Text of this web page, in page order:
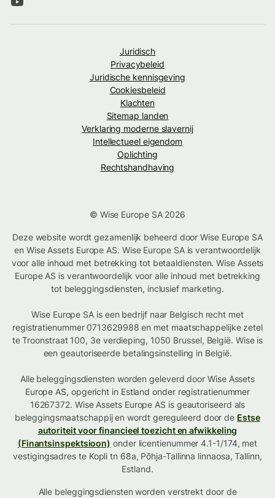
Juridisch
Privacybeleid
Juridische kennisgeving
Cookiesbeleid
Klachten
Sitemap landen
Verklaring moderne slavernij
Intellectueel eigendom
Oplichting
Rechtshandhaving
© Wise Europe SA 2026
Deze website wordt gezamenlijk beheerd door Wise Europe SA
en Wise Assets Europe AS. Wise Europe SA is verantwoordelijk
voor alle inhoud met betrekking tot betaaldiensten. Wise Assets
Europe AS is verantwoordelijk voor alle inhoud met betrekking
tot beleggingsdiensten, inclusief marketing.
Wise Europe SA is een bedrijf naar Belgisch recht met
registratienummer 0713629988 en met maatschappelijke zetel
te Troonstraat 100, 3e verdieping, 1050 Brussel, België. Wise is
een geautoriseerde betalingsinstelling in België.
Alle beleggingsdiensten worden geleverd door Wise Assets
Europe AS, opgericht in Estland onder registratienummer
16267372. Wise Assets Europe AS is geautoriseerd als
beleggingsmaatschappij en wordt gereguleerd door de Estse
autoriteit voor financieel toezicht en afwikkeling
(Finantsinspektsioon) onder licentienummer 4.1-1/174, met
vestigingsadres te Kopli tn 68a, Põhja-Tallinna linnaosa, Tallinn,
Estland.
Alle beleggingsdiensten worden verstrekt door de